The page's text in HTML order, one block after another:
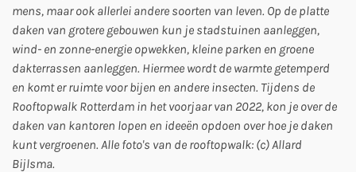
mens, maar ook allerlei andere soorten van leven. Op de platte
daken van grotere gebouwen kun je stadstuinen aanleggen,
wind- en zonne-energie opwekken, kleine parken en groene
dakterrassen aanleggen. Hiermee wordt de warmte getemperd
en komt er ruimte voor bijen en andere insecten. Tijdens de
Rooftopwalk Rotterdam in het voorjaar van 2022, kon je over de
daken van kantoren lopen en ideeën opdoen over hoe je daken
kunt vergroenen. Alle foto's van de rooftopwalk: (c) Allard
Bijlsma.